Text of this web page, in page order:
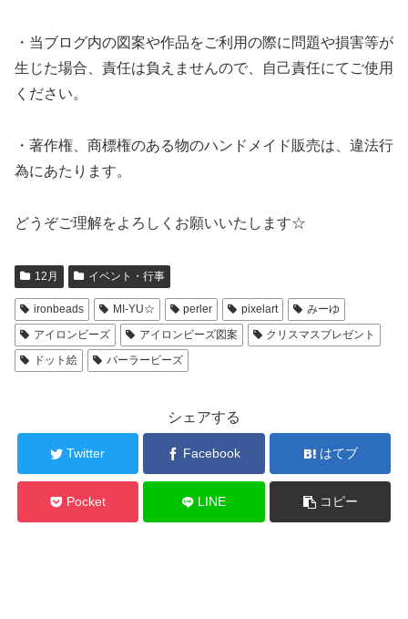
・当ブログ内の図案や作品をご利用の際に問題や損害等が
生じた場合、責任は負えませんので、自己責任にてご使用
ください。
・著作権、商標権のある物のハンドメイド販売は、違法行
為にあたります。
どうぞご理解をよろしくお願いいたします☆
12月 イベント・行事
ironbeads MI-YU☆ perler pixelart
みーゆ
アイロンビーズ
アイロンビーズ図案
クリスマスプレゼント
ドット絵
パーラービーズ
シェアする
Twitter Facebook はてブ
Pocket LINE コピー